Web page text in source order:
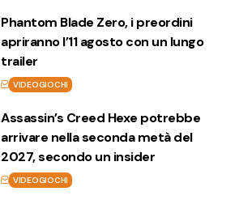
Phantom Blade Zero, i preordini
apriranno l’11 agosto con un lungo
trailer
VIDEOGIOCHI
Assassin’s Creed Hexe potrebbe
arrivare nella seconda metà del
2027, secondo un insider
VIDEOGIOCHI